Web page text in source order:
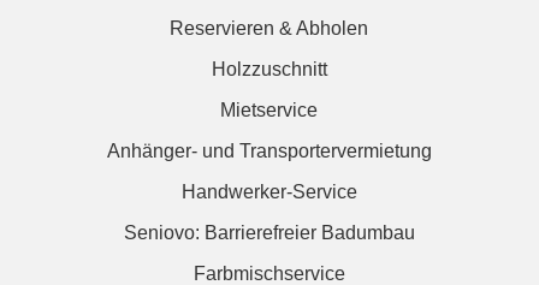
Reservieren & Abholen
Holzzuschnitt
Mietservice
Anhänger- und Transportervermietung
Handwerker-Service
Seniovo: Barrierefreier Badumbau
Farbmischservice